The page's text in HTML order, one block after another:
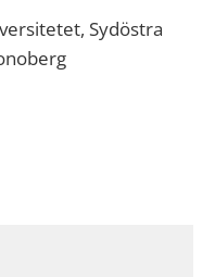
Sydöstra